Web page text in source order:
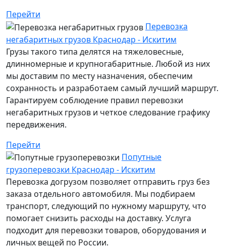
Перейти
Перевозка
негабаритных грузов Краснодар - Искитим
Грузы такого типа делятся на тяжеловесные,
длинномерные и крупногабаритные. Любой из них
мы доставим по месту назначения, обеспечим
сохранность и разработаем самый лучший маршрут.
Гарантируем соблюдение правил перевозки
негабаритных грузов и четкое следование графику
передвижения.
Перейти
Попутные
грузоперевозки Краснодар - Искитим
Перевозка догрузом позволяет отправить груз без
заказа отдельного автомобиля. Мы подбираем
транспорт, следующий по нужному маршруту, что
помогает снизить расходы на доставку. Услуга
подходит для перевозки товаров, оборудования и
личных вещей по России.